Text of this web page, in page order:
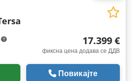
17.399 €
фиксна цена додава се ДДВ
Повикајте